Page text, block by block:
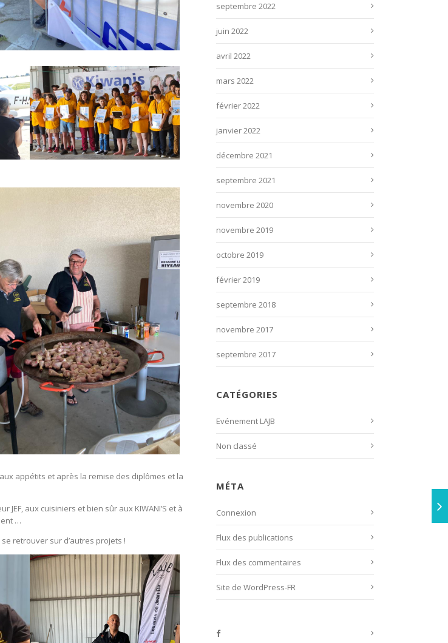
appétits et après la remise des diplômes et la
aux cuisiniers et bien sûr aux KIWANI’S et à
…
retrouver sur d’autres projets !
septembre 2022
juin 2022
avril 2022
mars 2022
février 2022
janvier 2022
décembre 2021
septembre 2021
novembre 2020
novembre 2019
octobre 2019
février 2019
septembre 2018
novembre 2017
septembre 2017
CATÉGORIES
Evénement LAJB
Non classé
MÉTA
Connexion
Flux des publications
Flux des commentaires
Site de WordPress-FR